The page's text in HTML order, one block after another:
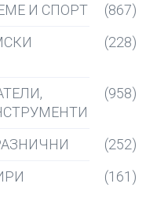
И СПОРТ
(867)
(228)
(958)
(252)
(161)